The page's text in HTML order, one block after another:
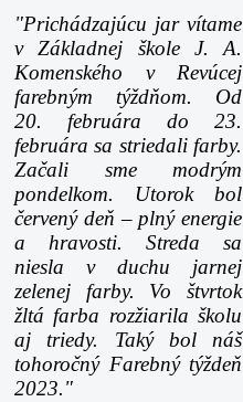
"Prichádzajúcu jar vítame
v Základnej škole J. A.
Komenského v Revúcej
farebným týždňom. Od
20. februára do 23.
februára sa striedali farby.
Začali sme modrým
pondelkom. Utorok bol
červený deň – plný energie
a hravosti. Streda sa
niesla v duchu jarnej
zelenej farby. Vo štvrtok
žltá farba rozžiarila školu
aj triedy. Taký bol náš
tohoročný Farebný týždeň
2023."